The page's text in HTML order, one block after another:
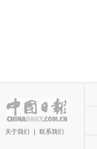
关于我们 联系我们